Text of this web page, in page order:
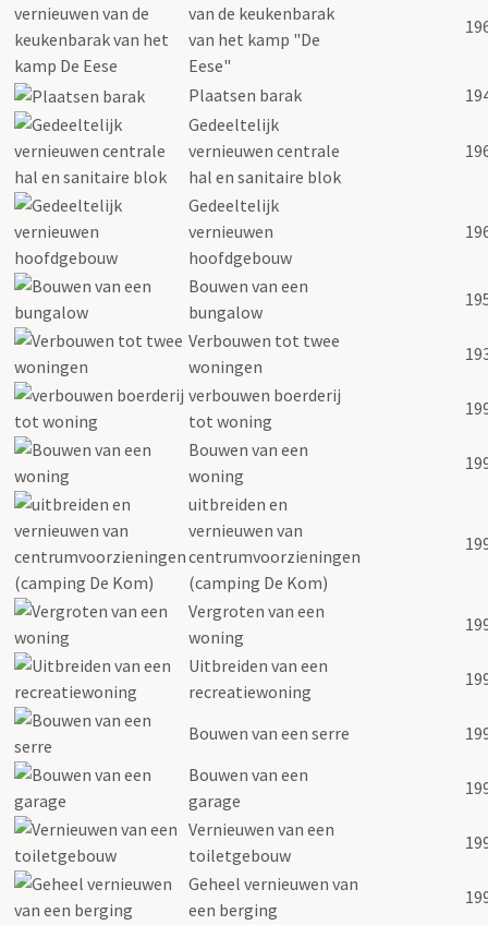
van de keukenbarak
van het kamp "De
Eese"
Plaatsen barak
Gedeeltelijk
vernieuwen centrale
hal en sanitaire blok
Gedeeltelijk
vernieuwen
hoofdgebouw
Bouwen van een
bungalow
Verbouwen tot twee
woningen
verbouwen boerderij
tot woning
Bouwen van een
woning
uitbreiden en
vernieuwen van
centrumvoorzieningen
(camping De Kom)
Vergroten van een
woning
Uitbreiden van een
recreatiewoning
Bouwen van een serre
Bouwen van een
garage
Vernieuwen van een
toiletgebouw
Geheel vernieuwen van
een berging